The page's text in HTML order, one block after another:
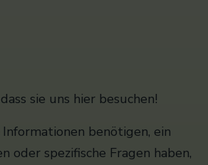
sie uns hier besuchen!
benötigen, ein
oder spezifische Fragen haben,